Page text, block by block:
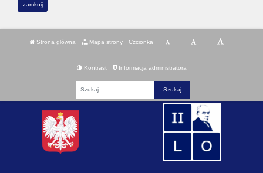
zamknij
Strona główna Mapa strony Czcionka
Kontrast Informacja administratora